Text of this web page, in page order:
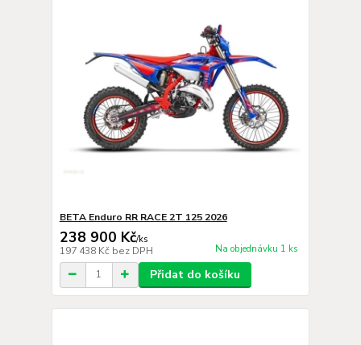
BETA Enduro RR RACE 2T 125 2026
238 900 Kč/ks
197 438 Kč bez DPH Na objednávku 1 ks
Přidat do košíku